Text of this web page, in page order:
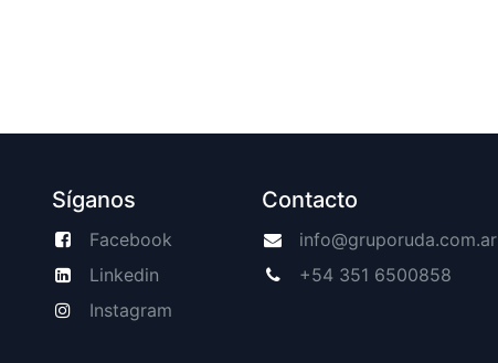
Síganos
Facebook
Linkedin
Instagram
Contacto
info@gruporuda.com.ar
+54 351 6500858